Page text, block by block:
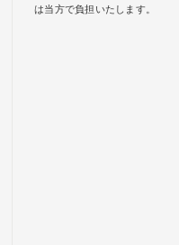
は当方で負担いたします。